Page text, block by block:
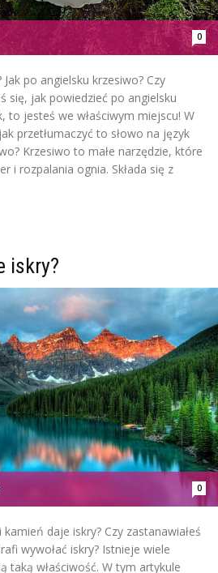
0
po angielsku krzesiwo? Czy
się, jak powiedzieć po angielsku
to jesteś we właściwym miejscu! W
przetłumaczyć to słowo na język
Krzesiwo to małe narzędzie, które
i rozpalania ognia. Składa się z
iskry?
0
kamień daje iskry? Czy zastanawiałeś
wywołać iskry? Istnieje wiele
taką właściwość. W tym artykule